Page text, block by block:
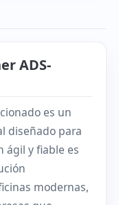
ADS-
es un
diseñado para
ágil y fiable es
modernas,